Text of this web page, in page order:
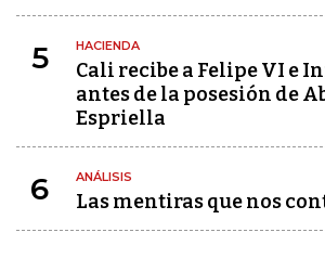
5 HACIENDA
Cali recibe a Felipe VI e
antes de la posesión de
Espriella
6 ANÁLISIS
Las mentiras que nos